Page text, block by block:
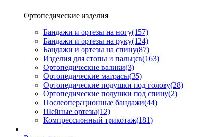
Ортопедические изделия
Бандажи и ортезы на ногу(157)
Бандажи и ортезы на руку(124)
Бандажи и ортезы на спину(87)
Изделия для стопы и пальцев(163)
Ортопедические валики(3)
Ортопедические матрасы(35)
Ортопедические подушки под голову(28)
Ортопедические подушки под спину(2)
Послеоперационные бандажи(44)
Шейные ортезы(12)
Компрессионный трикотаж(181)